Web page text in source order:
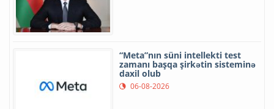
“Meta”nın süni intellekti test
zamanı başqa şirkətin sisteminə
daxil olub
06-08-2026